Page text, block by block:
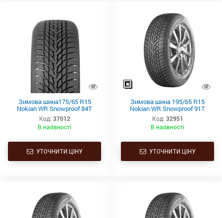
Зимова шина175/65 R15
Nokian WR Snowproof 84T
Код: 37012
В наявності
УТОЧНИТИ ЦІНУ
Зимова шина 195/65 R15
Nokian WR Snowproof 91T
Код: 32951
В наявності
УТОЧНИТИ ЦІНУ